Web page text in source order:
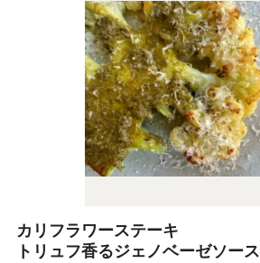
カリフラワーステーキ
トリュフ香るジェノベーゼソース